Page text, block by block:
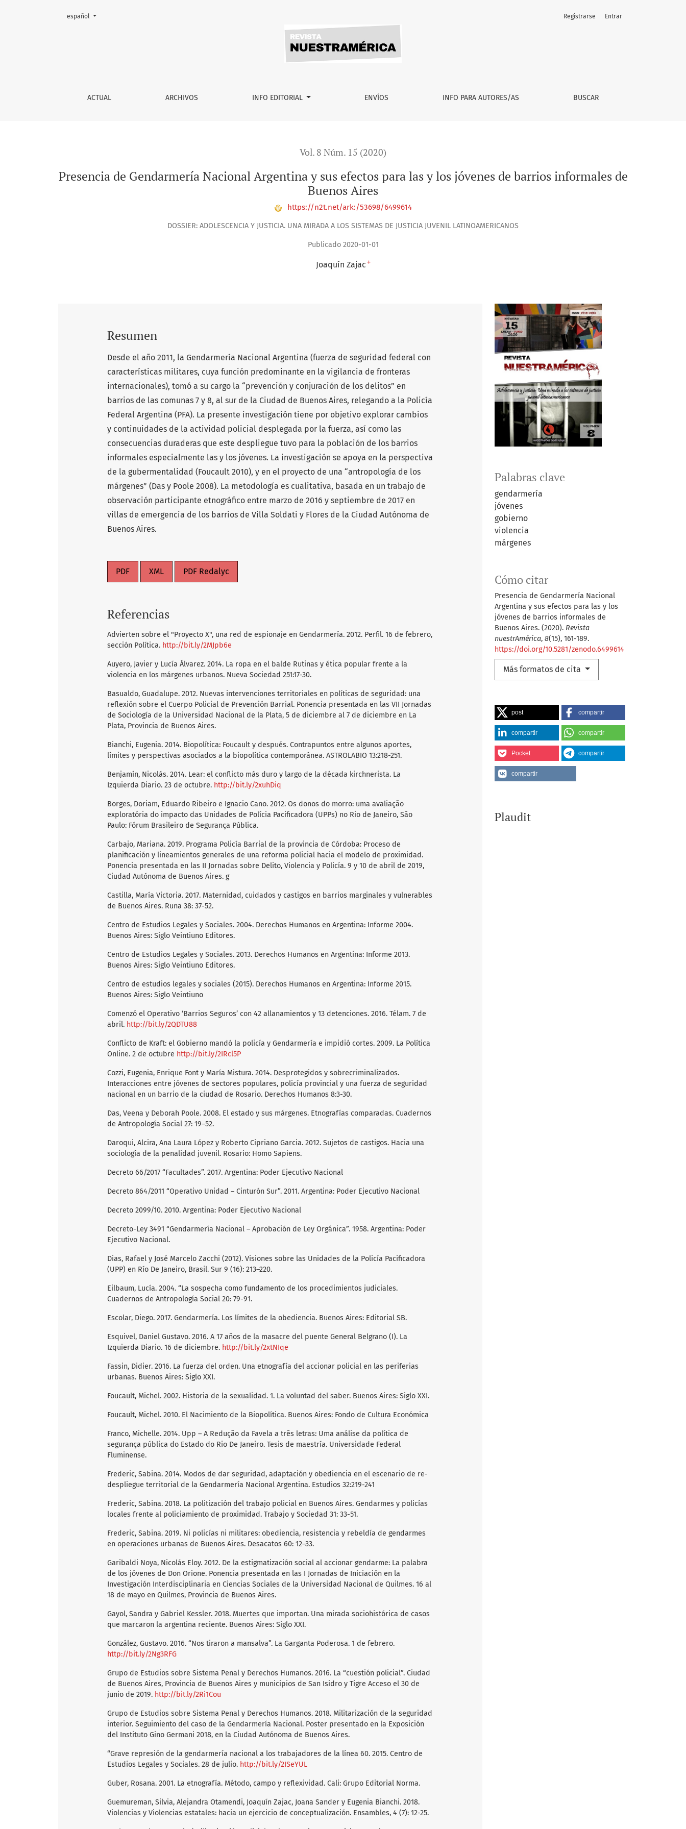
Presencia de Gendarmería Nacional Argentina y sus efectos para las y los jóvenes de barrios informales de Buenos Aires
ACTUAL ARCHIVOS INFO EDITORIAL ENVÍOS INFO PARA AUTORES/AS BUSCAR
Registrarse Entrar
Cambiar el idioma. El actual es:
español
Vol. 8 Núm. 15 (2020)
Presencia de Gendarmería Nacional Argentina y sus efectos para las y los jóvenes de barrios informales de
Buenos Aires
https://n2t.net/ark:/53698/6499614
DOSSIER: ADOLESCENCIA Y JUSTICIA. UNA MIRADA A LOS SISTEMAS DE JUSTICIA JUVENIL LATINOAMERICANOS
Publicado 2020-01-01
Joaquín Zajac +
Palabras clave
gendarmería
jóvenes
gobierno
violencia
márgenes
Cómo citar
Presencia de Gendarmería Nacional
Argentina y sus efectos para las y los
jóvenes de barrios informales de
Buenos Aires. (2020). Revista
nuestrAmérica, 8(15), 161-189.
https://doi.org/10.5281/zenodo.6499614
Más formatos de cita
post compartir
compartir compartir
Pocket compartir
compartir
Plaudit
Resumen
Desde el año 2011, la Gendarmería Nacional Argentina (fuerza de seguridad federal con
características militares, cuya función predominante en la vigilancia de fronteras
internacionales), tomó a su cargo la “prevención y conjuración de los delitos” en
barrios de las comunas 7 y 8, al sur de la Ciudad de Buenos Aires, relegando a la Policía
Federal Argentina (PFA). La presente investigación tiene por objetivo explorar cambios
y continuidades de la actividad policial desplegada por la fuerza, así como las
consecuencias duraderas que este despliegue tuvo para la población de los barrios
informales especialmente las y los jóvenes. La investigación se apoya en la perspectiva
de la gubermentalidad (Foucault 2010), y en el proyecto de una “antropología de los
márgenes” (Das y Poole 2008). La metodología es cualitativa, basada en un trabajo de
observación participante etnográfico entre marzo de 2016 y septiembre de 2017 en
villas de emergencia de los barrios de Villa Soldati y Flores de la Ciudad Autónoma de
Buenos Aires.
PDF XML PDF Redalyc
Referencias
Advierten sobre el "Proyecto X", una red de espionaje en Gendarmería. 2012. Perfil. 16 de febrero,
sección Política. http://bit.ly/2MJpb6e
Auyero, Javier y Lucía Álvarez. 2014. La ropa en el balde Rutinas y ética popular frente a la
violencia en los márgenes urbanos. Nueva Sociedad 251:17-30.
Basualdo, Guadalupe. 2012. Nuevas intervenciones territoriales en políticas de seguridad: una
reflexión sobre el Cuerpo Policial de Prevención Barrial. Ponencia presentada en las VII Jornadas
de Sociología de la Universidad Nacional de la Plata, 5 de diciembre al 7 de diciembre en La
Plata, Provincia de Buenos Aires.
Bianchi, Eugenia. 2014. Biopolítica: Foucault y después. Contrapuntos entre algunos aportes,
límites y perspectivas asociados a la biopolítica contemporánea. ASTROLABIO 13:218-251.
Benjamín, Nicolás. 2014. Lear: el conflicto más duro y largo de la década kirchnerista. La
Izquierda Diario. 23 de octubre. http://bit.ly/2xuhDiq
Borges, Doriam, Eduardo Ribeiro e Ignacio Cano. 2012. Os donos do morro: uma avaliação
exploratória do impacto das Unidades de Polícia Pacificadora (UPPs) no Rio de Janeiro, São
Paulo: Fórum Brasileiro de Segurança Pública.
Carbajo, Mariana. 2019. Programa Policía Barrial de la provincia de Córdoba: Proceso de
planificación y lineamientos generales de una reforma policial hacia el modelo de proximidad.
Ponencia presentada en las II Jornadas sobre Delito, Violencia y Policía. 9 y 10 de abril de 2019,
Ciudad Autónoma de Buenos Aires. g
Castilla, María Victoria. 2017. Maternidad, cuidados y castigos en barrios marginales y vulnerables
de Buenos Aires. Runa 38: 37-52.
Centro de Estudios Legales y Sociales. 2004. Derechos Humanos en Argentina: Informe 2004.
Buenos Aires: Siglo Veintiuno Editores.
Centro de Estudios Legales y Sociales. 2013. Derechos Humanos en Argentina: Informe 2013.
Buenos Aires: Siglo Veintiuno Editores.
Centro de estudios legales y sociales (2015). Derechos Humanos en Argentina: Informe 2015.
Buenos Aires: Siglo Veintiuno
Comenzó el Operativo ‘Barrios Seguros’ con 42 allanamientos y 13 detenciones. 2016. Télam. 7 de
abril. http://bit.ly/2QDTU88
Conflicto de Kraft: el Gobierno mandó la policía y Gendarmería e impidió cortes. 2009. La Política
Online. 2 de octubre http://bit.ly/2IRcl5P
Cozzi, Eugenia, Enrique Font y María Mistura. 2014. Desprotegidos y sobrecriminalizados.
Interacciones entre jóvenes de sectores populares, policía provincial y una fuerza de seguridad
nacional en un barrio de la ciudad de Rosario. Derechos Humanos 8:3-30.
Das, Veena y Deborah Poole. 2008. El estado y sus márgenes. Etnografías comparadas. Cuadernos
de Antropología Social 27: 19–52.
Daroqui, Alcira, Ana Laura López y Roberto Cipriano Garcia. 2012. Sujetos de castigos. Hacia una
sociología de la penalidad juvenil. Rosario: Homo Sapiens.
Decreto 66/2017 “Facultades”. 2017. Argentina: Poder Ejecutivo Nacional
Decreto 864/2011 “Operativo Unidad – Cinturón Sur”. 2011. Argentina: Poder Ejecutivo Nacional
Decreto 2099/10. 2010. Argentina: Poder Ejecutivo Nacional
Decreto-Ley 3491 “Gendarmería Nacional – Aprobación de Ley Orgánica”. 1958. Argentina: Poder
Ejecutivo Nacional.
Dias, Rafael y José Marcelo Zacchi (2012). Visiones sobre las Unidades de la Policía Pacificadora
(UPP) en Río De Janeiro, Brasil. Sur 9 (16): 213–220.
Eilbaum, Lucía. 2004. “La sospecha como fundamento de los procedimientos judiciales.
Cuadernos de Antropología Social 20: 79-91.
Escolar, Diego. 2017. Gendarmería. Los límites de la obediencia. Buenos Aires: Editorial SB.
Esquivel, Daniel Gustavo. 2016. A 17 años de la masacre del puente General Belgrano (I). La
Izquierda Diario. 16 de diciembre. http://bit.ly/2xtNIqe
Fassin, Didier. 2016. La fuerza del orden. Una etnografía del accionar policial en las periferias
urbanas. Buenos Aires: Siglo XXI.
Foucault, Michel. 2002. Historia de la sexualidad. 1. La voluntad del saber. Buenos Aires: Siglo XXI.
Foucault, Michel. 2010. El Nacimiento de la Biopolítica. Buenos Aires: Fondo de Cultura Económica
Franco, Michelle. 2014. Upp – A Redução da Favela a três letras: Uma análise da política de
segurança pública do Estado do Rio De Janeiro. Tesis de maestría. Universidade Federal
Fluminense.
Frederic, Sabina. 2014. Modos de dar seguridad, adaptación y obediencia en el escenario de re-
despliegue territorial de la Gendarmería Nacional Argentina. Estudios 32:219-241
Frederic, Sabina. 2018. La politización del trabajo policial en Buenos Aires. Gendarmes y policías
locales frente al policiamiento de proximidad. Trabajo y Sociedad 31: 33-51.
Frederic, Sabina. 2019. Ni policías ni militares: obediencia, resistencia y rebeldía de gendarmes
en operaciones urbanas de Buenos Aires. Desacatos 60: 12–33.
Garibaldi Noya, Nicolás Eloy. 2012. De la estigmatización social al accionar gendarme: La palabra
de los jóvenes de Don Orione. Ponencia presentada en las I Jornadas de Iniciación en la
Investigación Interdisciplinaria en Ciencias Sociales de la Universidad Nacional de Quilmes. 16 al
18 de mayo en Quilmes, Provincia de Buenos Aires.
Gayol, Sandra y Gabriel Kessler. 2018. Muertes que importan. Una mirada sociohistórica de casos
que marcaron la argentina reciente. Buenos Aires: Siglo XXI.
González, Gustavo. 2016. “Nos tiraron a mansalva”. La Garganta Poderosa. 1 de febrero.
http://bit.ly/2Ng3RFG
Grupo de Estudios sobre Sistema Penal y Derechos Humanos. 2016. La “cuestión policial”. Ciudad
de Buenos Aires, Provincia de Buenos Aires y municipios de San Isidro y Tigre Acceso el 30 de
junio de 2019. http://bit.ly/2Ri1Cou
Grupo de Estudios sobre Sistema Penal y Derechos Humanos. 2018. Militarización de la seguridad
interior. Seguimiento del caso de la Gendarmería Nacional. Poster presentado en la Exposición
del Instituto Gino Germani 2018, en la Ciudad Autónoma de Buenos Aires.
“Grave represión de la gendarmería nacional a los trabajadores de la línea 60. 2015. Centro de
Estudios Legales y Sociales. 28 de julio. http://bit.ly/2ISeYUL
Guber, Rosana. 2001. La etnografía. Método, campo y reflexividad. Cali: Grupo Editorial Norma.
Guemureman, Silvia, Alejandra Otamendi, Joaquín Zajac, Joana Sander y Eugenia Bianchi. 2018.
Violencias y Violencias estatales: hacia un ejercicio de conceptualización. Ensambles, 4 (7): 12-25.